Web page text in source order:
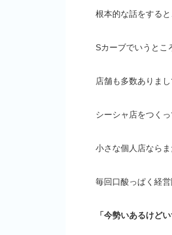
根本的な話をする
Sカーブでいうとこ
店舗も多数ありま
シーシャ店をつく
小さな個人店なら
毎回口酸っぱく経営
「今勢いあるけど